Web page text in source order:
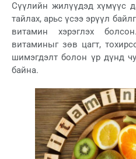
Сүүлийн жилүүдэд хүмүүс
тайлах, арьс үсээ эрүүл
витамин хэрэглэх
витаминыг зөв цагт,
шимэгдэлт болон үр дүнд
байна.